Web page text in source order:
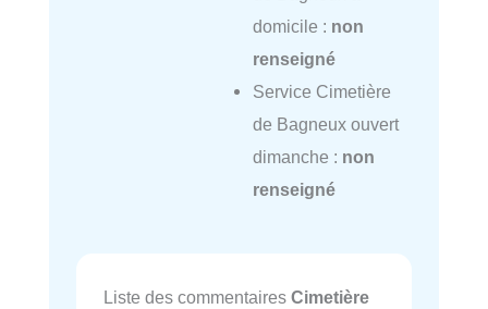
domicile : non
renseigné
Service Cimetière
de Bagneux ouvert
dimanche : non
renseigné
Liste des commentaires Cimetière